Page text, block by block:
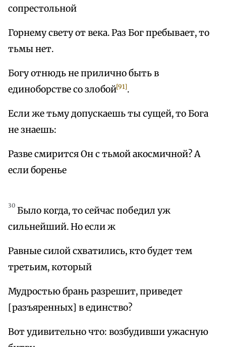
сопрестольной
Горнему свету от века. Раз Бог пребывает, то
тьмы нет.
Богу отнюдь не прилично быть в
единоборстве со злобой[91].
Если же тьму допускаешь ты сущей, то Бога
не знаешь:
Разве смирится Он с тьмой акосмичной? А
если боренье
30 Было когда, то сейчас победил уж
сильнейший. Но если ж
Равные силой схватились, кто будет тем
третьим, который
Мудростью брань разрешит, приведет
[разъяренных] в единство?
Вот удивительно что: возбудивши ужасную